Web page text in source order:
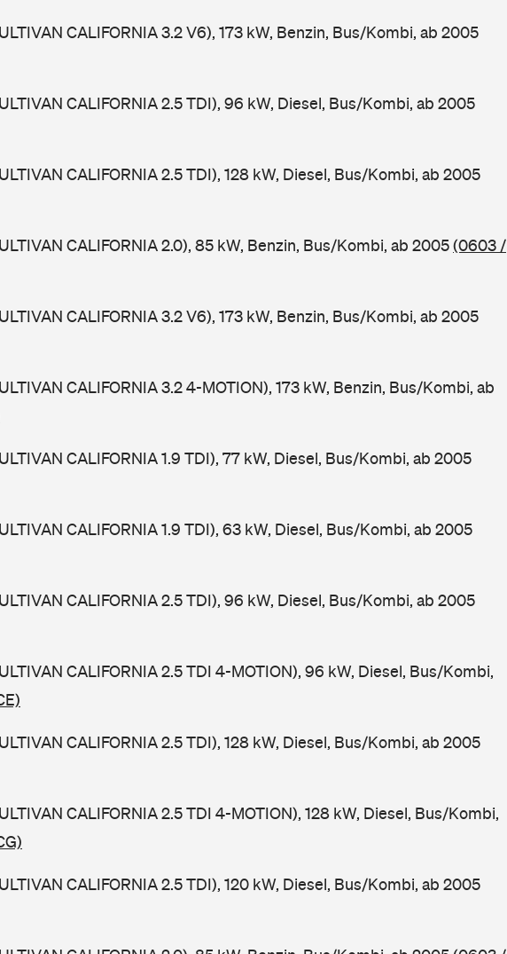
CALIFORNIA 3.2 V6), 173 kW, Benzin, Bus/Kombi, ab 2005
CALIFORNIA 2.5 TDI), 96 kW, Diesel, Bus/Kombi, ab 2005
CALIFORNIA 2.5 TDI), 128 kW, Diesel, Bus/Kombi, ab 2005
CALIFORNIA 2.0), 85 kW, Benzin, Bus/Kombi, ab 2005(0603 /
CALIFORNIA 3.2 V6), 173 kW, Benzin, Bus/Kombi, ab 2005
CALIFORNIA 3.2 4-MOTION), 173 kW, Benzin, Bus/Kombi, ab
CALIFORNIA 1.9 TDI), 77 kW, Diesel, Bus/Kombi, ab 2005
CALIFORNIA 1.9 TDI), 63 kW, Diesel, Bus/Kombi, ab 2005
CALIFORNIA 2.5 TDI), 96 kW, Diesel, Bus/Kombi, ab 2005
CALIFORNIA 2.5 TDI 4-MOTION), 96 kW, Diesel, Bus/Kombi,
CALIFORNIA 2.5 TDI), 128 kW, Diesel, Bus/Kombi, ab 2005
CALIFORNIA 2.5 TDI 4-MOTION), 128 kW, Diesel, Bus/Kombi,
CALIFORNIA 2.5 TDI), 120 kW, Diesel, Bus/Kombi, ab 2005